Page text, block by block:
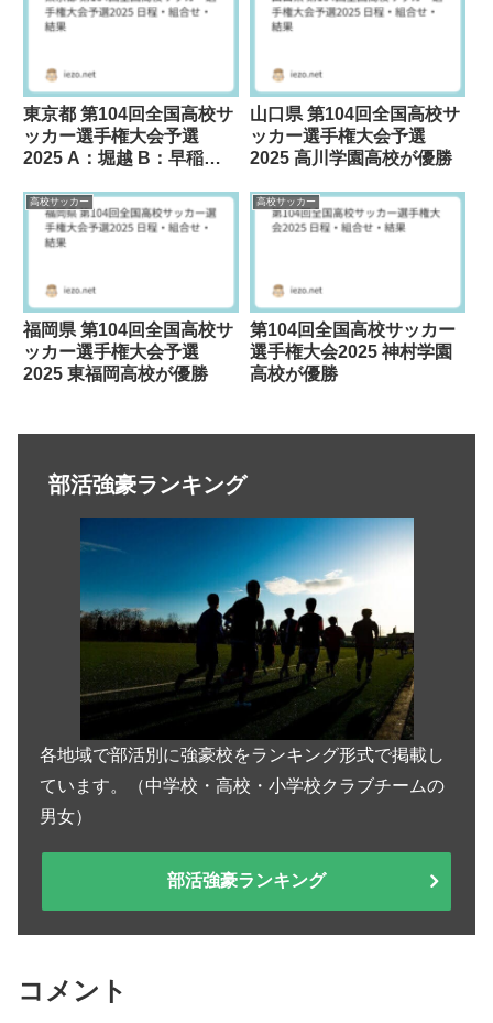
東京都 第104回全国高校サ
ッカー選手権大会予選
2025 A：堀越 B：早稲田
山口県 第104回全国高校サ
ッカー選手権大会予選
2025 高川学園高校が優勝
高校サッカー
福岡県 第104回全国高校サ
ッカー選手権大会予選
2025 東福岡高校が優勝
高校サッカー
第104回全国高校サッカー
選手権大会2025 神村学園
高校が優勝
部活強豪ランキング
各地域で部活別に強豪校をランキング形式で掲載し
ています。（中学校・高校・小学校クラブチームの
男女）
部活強豪ランキング
コメント